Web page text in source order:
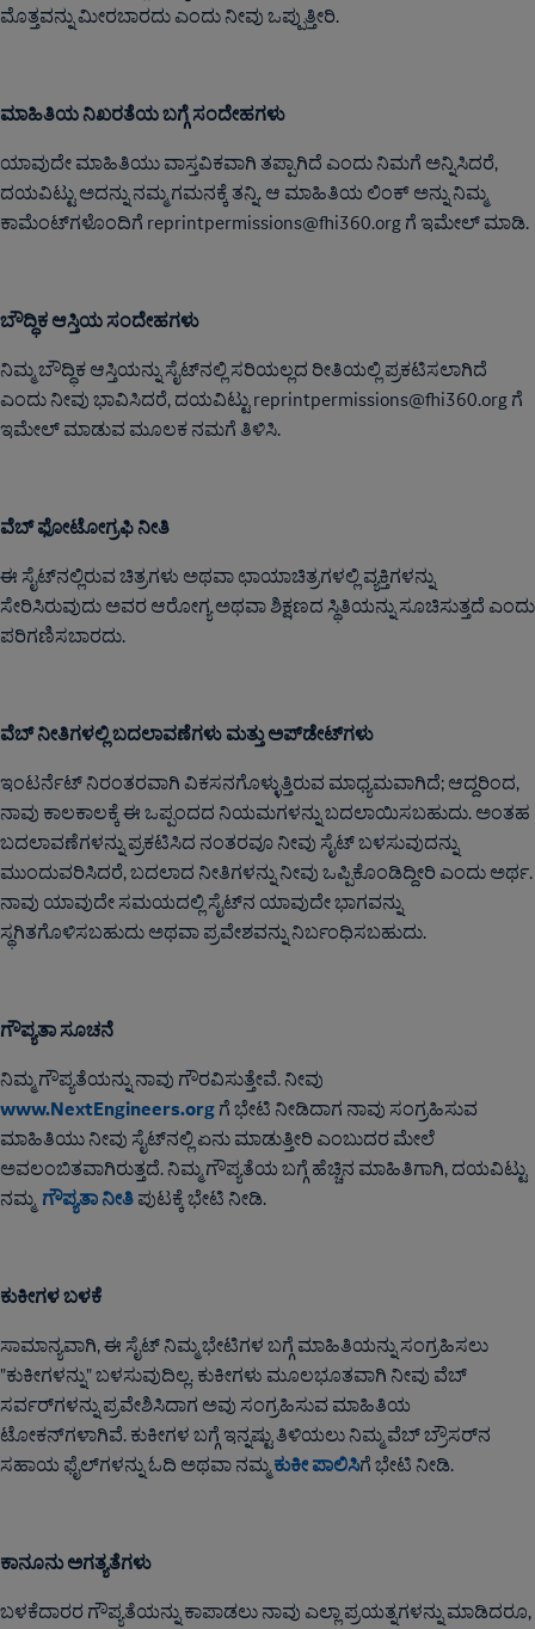
ಮೊತ್ತವನ್ನು ಮೀರಬಾರದು ಎಂದು ನೀವು ಒಪ್ಪುತ್ತೀರಿ.
ಮಾಹಿತಿಯ ನಿಖರತೆಯ ಬಗ್ಗೆ ಸಂದೇಹಗಳು
ಯಾವುದೇ ಮಾಹಿತಿಯು ವಾಸ್ತವಿಕವಾಗಿ ತಪ್ಪಾಗಿದೆ ಎಂದು ನಿಮಗೆ ಅನ್ನಿಸಿದರೆ,
ದಯವಿಟ್ಟು ಅದನ್ನು ನಮ್ಮ ಗಮನಕ್ಕೆ ತನ್ನಿ. ಆ ಮಾಹಿತಿಯ ಲಿಂಕ್ ಅನ್ನು ನಿಮ್ಮ
ಕಾಮೆಂಟ್‌ಗಳೊಂದಿಗೆ reprintpermissions@fhi360.org ಗೆ ಇಮೇಲ್ ಮಾಡಿ.
ಬೌದ್ಧಿಕ ಆಸ್ತಿಯ ಸಂದೇಹಗಳು
ನಿಮ್ಮ ಬೌದ್ಧಿಕ ಆಸ್ತಿಯನ್ನು ಸೈಟ್‌ನಲ್ಲಿ ಸರಿಯಲ್ಲದ ರೀತಿಯಲ್ಲಿ ಪ್ರಕಟಿಸಲಾಗಿದೆ
ಎಂದು ನೀವು ಭಾವಿಸಿದರೆ, ದಯವಿಟ್ಟು reprintpermissions@fhi360.org ಗೆ
ಇಮೇಲ್ ಮಾಡುವ ಮೂಲಕ ನಮಗೆ ತಿಳಿಸಿ.
ವೆಬ್ ಫೋಟೋಗ್ರಫಿ ನೀತಿ
ಈ ಸೈಟ್‌ನಲ್ಲಿರುವ ಚಿತ್ರಗಳು ಅಥವಾ ಛಾಯಾಚಿತ್ರಗಳಲ್ಲಿ ವ್ಯಕ್ತಿಗಳನ್ನು
ಸೇರಿಸಿರುವುದು ಅವರ ಆರೋಗ್ಯ ಅಥವಾ ಶಿಕ್ಷಣದ ಸ್ಥಿತಿಯನ್ನು ಸೂಚಿಸುತ್ತದೆ ಎಂದು
ಪರಿಗಣಿಸಬಾರದು.
ವೆಬ್ ನೀತಿಗಳಲ್ಲಿ ಬದಲಾವಣೆಗಳು ಮತ್ತು ಅಪ್‌ಡೇಟ್‌ಗಳು
ಇಂಟರ್ನೆಟ್ ನಿರಂತರವಾಗಿ ವಿಕಸನಗೊಳ್ಳುತ್ತಿರುವ ಮಾಧ್ಯಮವಾಗಿದೆ; ಆದ್ದರಿಂದ,
ನಾವು ಕಾಲಕಾಲಕ್ಕೆ ಈ ಒಪ್ಪಂದದ ನಿಯಮಗಳನ್ನು ಬದಲಾಯಿಸಬಹುದು. ಅಂತಹ
ಬದಲಾವಣೆಗಳನ್ನು ಪ್ರಕಟಿಸಿದ ನಂತರವೂ ನೀವು ಸೈಟ್ ಬಳಸುವುದನ್ನು
ಮುಂದುವರಿಸಿದರೆ, ಬದಲಾದ ನೀತಿಗಳನ್ನು ನೀವು ಒಪ್ಪಿಕೊಂಡಿದ್ದೀರಿ ಎಂದು ಅರ್ಥ.
ನಾವು ಯಾವುದೇ ಸಮಯದಲ್ಲಿ ಸೈಟ್‌ನ ಯಾವುದೇ ಭಾಗವನ್ನು
ಸ್ಥಗಿತಗೊಳಿಸಬಹುದು ಅಥವಾ ಪ್ರವೇಶವನ್ನು ನಿರ್ಬಂಧಿಸಬಹುದು.
ಗೌಪ್ಯತಾ ಸೂಚನೆ
ನಿಮ್ಮ ಗೌಪ್ಯತೆಯನ್ನು ನಾವು ಗೌರವಿಸುತ್ತೇವೆ. ನೀವು
www.NextEngineers.org ಗೆ ಭೇಟಿ ನೀಡಿದಾಗ ನಾವು ಸಂಗ್ರಹಿಸುವ
ಮಾಹಿತಿಯು ನೀವು ಸೈಟ್‌ನಲ್ಲಿ ಏನು ಮಾಡುತ್ತೀರಿ ಎಂಬುದರ ಮೇಲೆ
ಅವಲಂಬಿತವಾಗಿರುತ್ತದೆ. ನಿಮ್ಮ ಗೌಪ್ಯತೆಯ ಬಗ್ಗೆ ಹೆಚ್ಚಿನ ಮಾಹಿತಿಗಾಗಿ, ದಯವಿಟ್ಟು
ನಮ್ಮ ಗೌಪ್ಯತಾ ನೀತಿ ಪುಟಕ್ಕೆ ಭೇಟಿ ನೀಡಿ.
ಕುಕೀಗಳ ಬಳಕೆ
ಸಾಮಾನ್ಯವಾಗಿ, ಈ ಸೈಟ್ ನಿಮ್ಮ ಭೇಟಿಗಳ ಬಗ್ಗೆ ಮಾಹಿತಿಯನ್ನು ಸಂಗ್ರಹಿಸಲು
"ಕುಕೀಗಳನ್ನು" ಬಳಸುವುದಿಲ್ಲ. ಕುಕೀಗಳು ಮೂಲಭೂತವಾಗಿ ನೀವು ವೆಬ್
ಸರ್ವರ್‌ಗಳನ್ನು ಪ್ರವೇಶಿಸಿದಾಗ ಅವು ಸಂಗ್ರಹಿಸುವ ಮಾಹಿತಿಯ
ಟೋಕನ್‌ಗಳಾಗಿವೆ. ಕುಕೀಗಳ ಬಗ್ಗೆ ಇನ್ನಷ್ಟು ತಿಳಿಯಲು ನಿಮ್ಮ ವೆಬ್ ಬ್ರೌಸರ್‌ನ
ಸಹಾಯ ಫೈಲ್‌ಗಳನ್ನು ಓದಿ ಅಥವಾ ನಮ್ಮಕುಕೀ ಪಾಲಿಸಿಗೆ ಭೇಟಿ ನೀಡಿ.
ಕಾನೂನು ಅಗತ್ಯತೆಗಳು
ಬಳಕೆದಾರರ ಗೌಪ್ಯತೆಯನ್ನು ಕಾಪಾಡಲು ನಾವು ಎಲ್ಲಾ ಪ್ರಯತ್ನಗಳನ್ನು ಮಾಡಿದರೂ,